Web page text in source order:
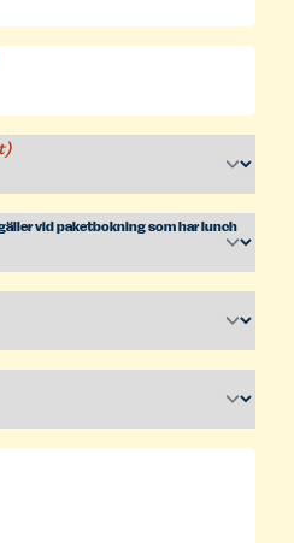
vid paketbokning som har lunch